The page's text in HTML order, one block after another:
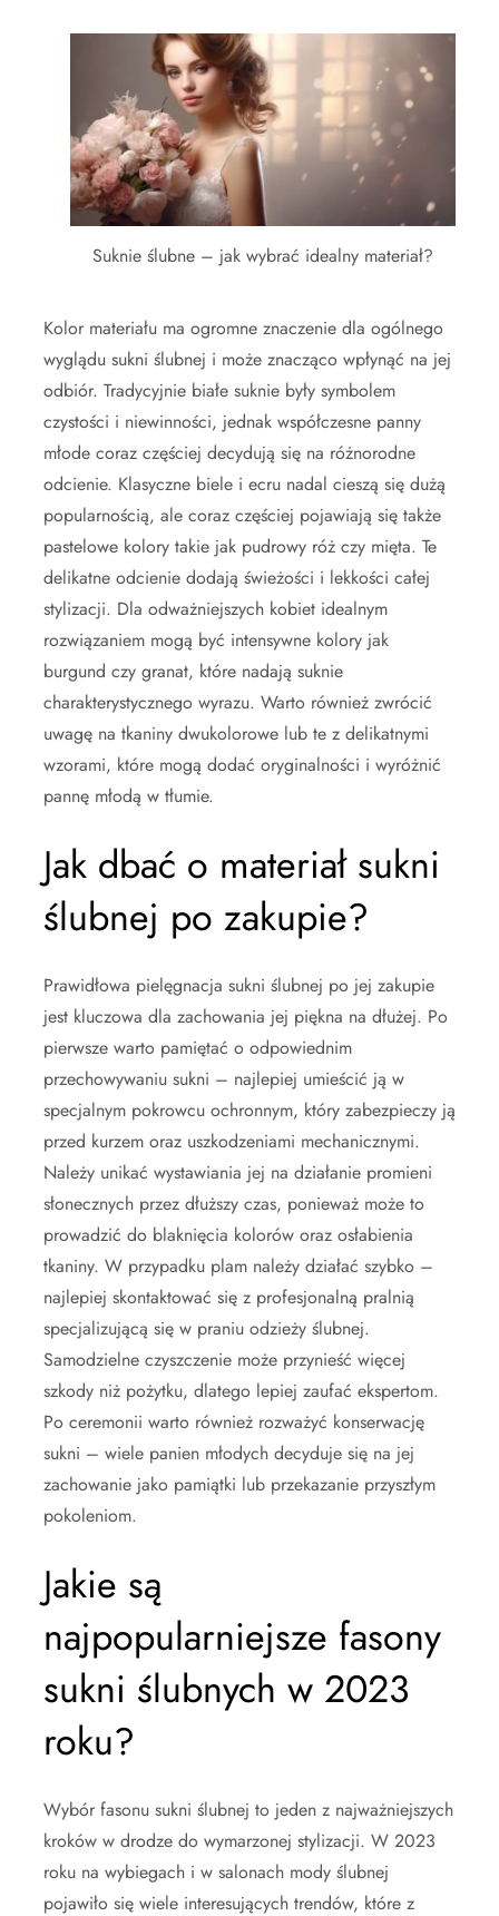
Suknie ślubne – jak wybrać idealny materiał?
Kolor materiału ma ogromne znaczenie dla ogólnego
wyglądu sukni ślubnej i może znacząco wpłynąć na jej
odbiór. Tradycyjnie białe suknie były symbolem
czystości i niewinności, jednak współczesne panny
młode coraz częściej decydują się na różnorodne
odcienie. Klasyczne biele i ecru nadal cieszą się dużą
popularnością, ale coraz częściej pojawiają się także
pastelowe kolory takie jak pudrowy róż czy mięta. Te
delikatne odcienie dodają świeżości i lekkości całej
stylizacji. Dla odważniejszych kobiet idealnym
rozwiązaniem mogą być intensywne kolory jak
burgund czy granat, które nadają suknie
charakterystycznego wyrazu. Warto również zwrócić
uwagę na tkaniny dwukolorowe lub te z delikatnymi
wzorami, które mogą dodać oryginalności i wyróżnić
pannę młodą w tłumie.
Jak dbać o materiał sukni
ślubnej po zakupie?
Prawidłowa pielęgnacja sukni ślubnej po jej zakupie
jest kluczowa dla zachowania jej piękna na dłużej. Po
pierwsze warto pamiętać o odpowiednim
przechowywaniu sukni – najlepiej umieścić ją w
specjalnym pokrowcu ochronnym, który zabezpieczy ją
przed kurzem oraz uszkodzeniami mechanicznymi.
Należy unikać wystawiania jej na działanie promieni
słonecznych przez dłuższy czas, ponieważ może to
prowadzić do blaknięcia kolorów oraz osłabienia
tkaniny. W przypadku plam należy działać szybko –
najlepiej skontaktować się z profesjonalną pralnią
specjalizującą się w praniu odzieży ślubnej.
Samodzielne czyszczenie może przynieść więcej
szkody niż pożytku, dlatego lepiej zaufać ekspertom.
Po ceremonii warto również rozważyć konserwację
sukni – wiele panien młodych decyduje się na jej
zachowanie jako pamiątki lub przekazanie przyszłym
pokoleniom.
Jakie są
najpopularniejsze fasony
sukni ślubnych w 2023
roku?
Wybór fasonu sukni ślubnej to jeden z najważniejszych
kroków w drodze do wymarzonej stylizacji. W 2023
roku na wybiegach i w salonach mody ślubnej
pojawiło się wiele interesujących trendów, które z